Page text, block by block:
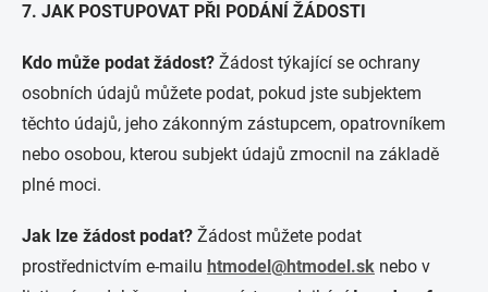
7. JAK POSTUPOVAT PŘI PODÁNÍ ŽÁDOSTI
Kdo může podat žádost? Žádost týkající se ochrany
osobních údajů můžete podat, pokud jste subjektem
těchto údajů, jeho zákonným zástupcem, opatrovníkem
nebo osobou, kterou subjekt údajů zmocnil na základě
plné moci.
Jak lze žádost podat? Žádost můžete podat
prostřednictvím e-mailu htmodel@htmodel.sk nebo v